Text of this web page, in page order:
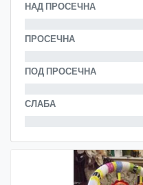
НАД ПРОСЕЧНА
ПРОСЕЧНА
ПОД ПРОСЕЧНА
СЛАБА